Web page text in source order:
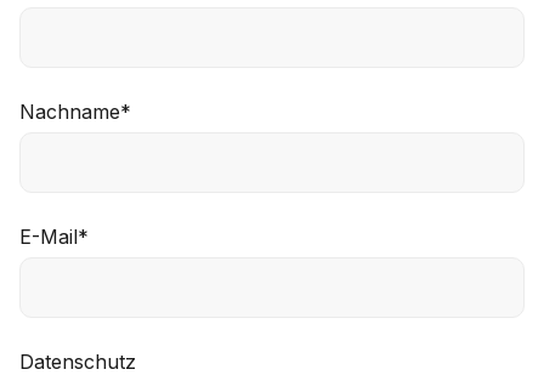
Nachname*
E-Mail*
Datenschutz